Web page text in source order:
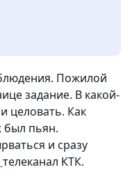
Пожилой
задание. В какой-
целовать. Как
был пьян.
и сразу
телеканал КТК.